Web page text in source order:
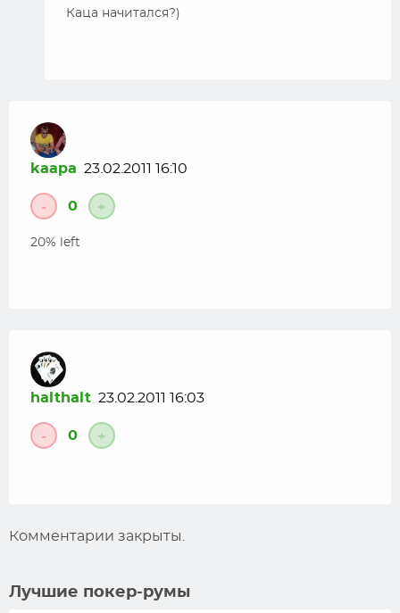
Каца начитался?)
kaapa 23.02.2011 16:10
- 0 +
20% left
halthalt 23.02.2011 16:03
- 0 +
Комментарии закрыты.
Лучшие покер-румы